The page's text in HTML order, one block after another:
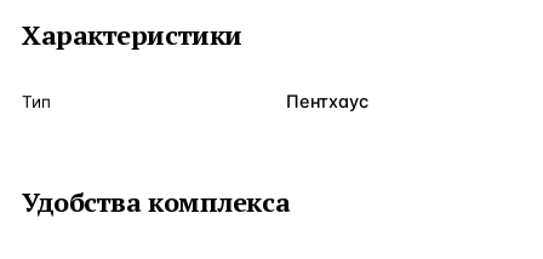
Характеристики
Тип Пентхаус
Удобства комплекса